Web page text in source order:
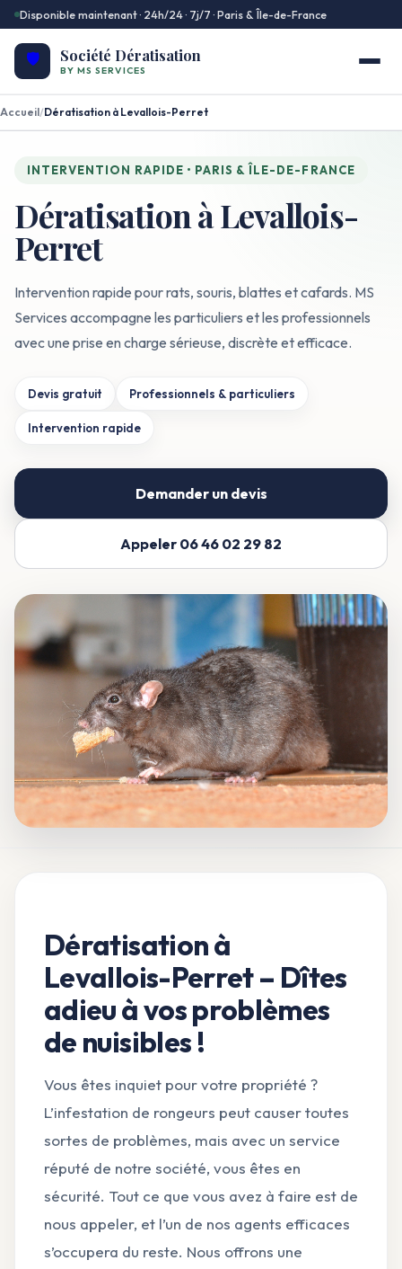
Disponible maintenant · 24h/24 · 7j/7 · Paris & Île-de-France
🛡️ Société Dératisation
BY MS SERVICES
Accueil/Dératisation à Levallois-Perret
INTERVENTION RAPIDE • PARIS & ÎLE-DE-FRANCE
Dératisation à Levallois-
Perret
Intervention rapide pour rats, souris, blattes et cafards. MS
Services accompagne les particuliers et les professionnels
avec une prise en charge sérieuse, discrète et efficace.
Devis gratuit Professionnels & particuliers
Intervention rapide
Demander un devis
Appeler 06 46 02 29 82
Dératisation à
Levallois-Perret – Dîtes
adieu à vos problèmes
de nuisibles !
Vous êtes inquiet pour votre propriété ?
L’infestation de rongeurs peut causer toutes
sortes de problèmes, mais avec un service
réputé de notre société, vous êtes en
sécurité. Tout ce que vous avez à faire est de
nous appeler, et l’un de nos agents efficaces
s’occupera du reste. Nous offrons une